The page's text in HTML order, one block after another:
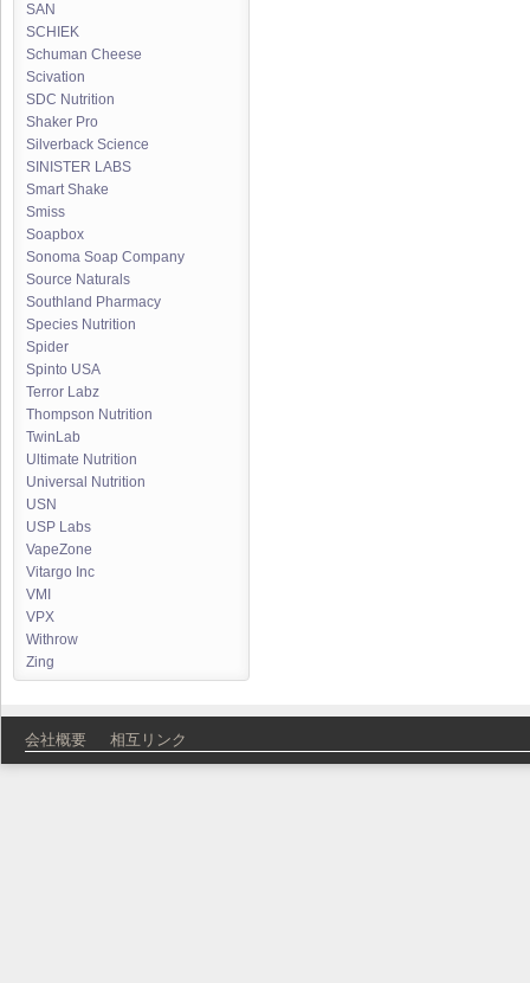
SAN
SCHIEK
Schuman Cheese
Scivation
SDC Nutrition
Shaker Pro
Silverback Science
SINISTER LABS
Smart Shake
Smiss
Soapbox
Sonoma Soap Company
Source Naturals
Southland Pharmacy
Species Nutrition
Spider
Spinto USA
Terror Labz
Thompson Nutrition
TwinLab
Ultimate Nutrition
Universal Nutrition
USN
USP Labs
VapeZone
Vitargo Inc
VMI
VPX
Withrow
Zing
会社概要 相互リンク